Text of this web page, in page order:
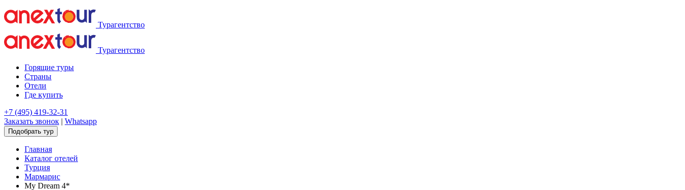
Турагентство
Турагентство
Горящие туры
Страны
Отели
Где купить
+7 (495) 419-32-31
Заказать звонок | Whatsapp
Подобрать тур
Главная
Каталог отелей
Турция
Мармарис
My Dream 4*